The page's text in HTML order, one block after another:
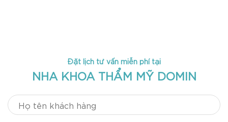
Đặt lịch tư vấn miễn phí tại
NHA KHOA THẨM MỸ DOMIN